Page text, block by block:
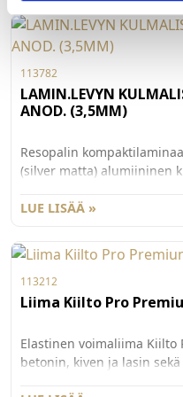
113782
LAMIN.LEVYN
ANOD. (3,5MM)
Resopalin
(silver matta) alumiininen
levylle 3,5mm.
LUE LISÄÄ »
113212
Liima Kiilto Pro
Elastinen voimaliima Kiilto
betonin, kiven ja lasin